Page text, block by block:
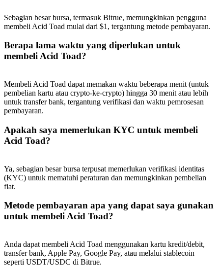
BTC Welcome Rewards
Deposit & Trade BTC to Share 25000 USDT prize pool!
Deposit CASHCAT & Win
Exclusive for BitMart Users
Register & Trade to Win 500,000 USDT
Precious Metals Trading Carnival
Sebagian besar bursa, termasuk Bitrue, memungkinkan pengguna
membeli Acid Toad mulai dari $1, tergantung metode pembayaran.
Berapa lama waktu yang diperlukan untuk
membeli Acid Toad?
Membeli Acid Toad dapat memakan waktu beberapa menit (untuk
pembelian kartu atau crypto-ke-crypto) hingga 30 menit atau lebih
untuk transfer bank, tergantung verifikasi dan waktu pemrosesan
pembayaran.
Apakah saya memerlukan KYC untuk membeli
Acid Toad?
Ya, sebagian besar bursa terpusat memerlukan verifikasi identitas
(KYC) untuk mematuhi peraturan dan memungkinkan pembelian
fiat.
Metode pembayaran apa yang dapat saya gunakan
untuk membeli Acid Toad?
Anda dapat membeli Acid Toad menggunakan kartu kredit/debit,
transfer bank, Apple Pay, Google Pay, atau melalui stablecoin
seperti USDT/USDC di Bitrue.